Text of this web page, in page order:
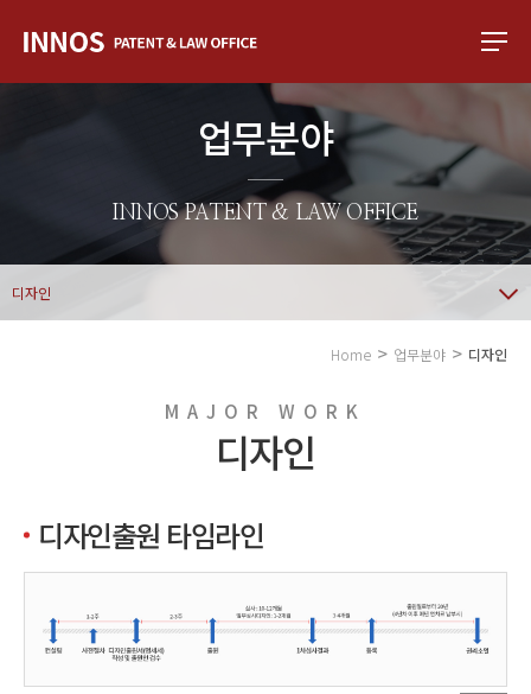
업무분야
INNOS PATENT & LAW OFFICE
디자인
Home 업무분야 디자인
MAJOR WORK
디자인
디자인출원 타임라인